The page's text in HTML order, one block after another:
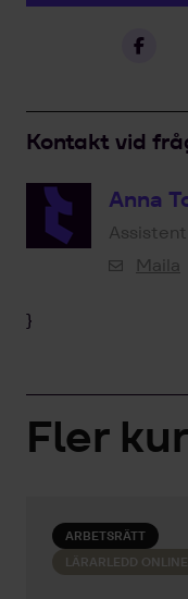
Kontakt vid
Anna
Assistent
Maila
}
Fler
ARBETSRÄTT
LÄRARLEDD